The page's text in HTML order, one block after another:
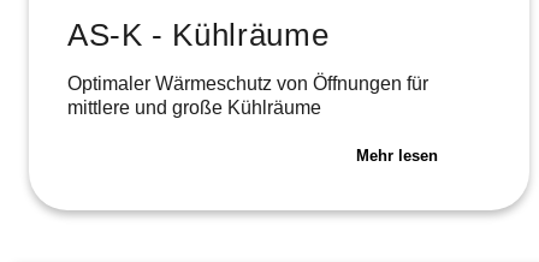
AS-K - Kühlräume
Optimaler Wärmeschutz von Öffnungen für
mittlere und große Kühlräume
Mehr lesen